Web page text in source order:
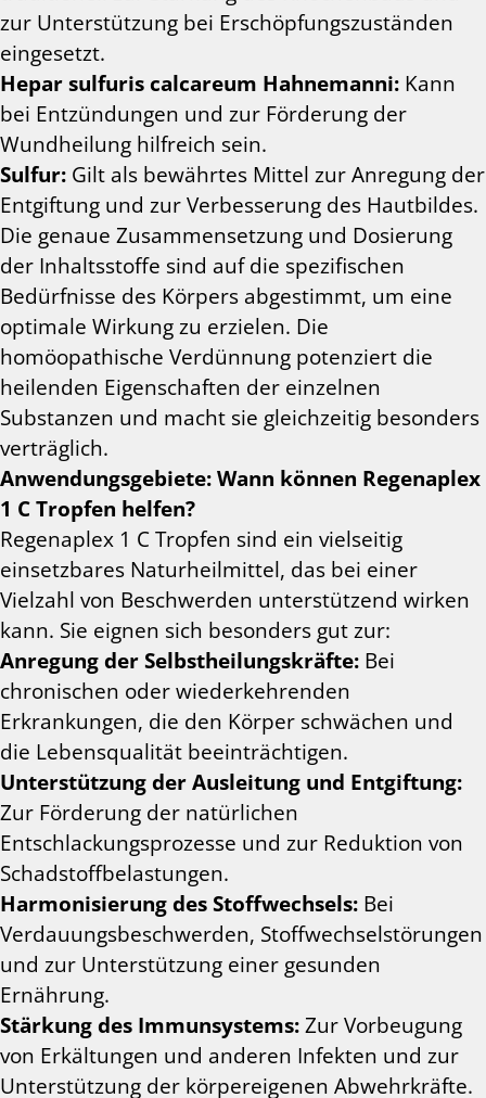
zur Unterstützung bei Erschöpfungszuständen
eingesetzt.
Hepar sulfuris calcareum Hahnemanni: Kann
bei Entzündungen und zur Förderung der
Wundheilung hilfreich sein.
Sulfur: Gilt als bewährtes Mittel zur Anregung der
Entgiftung und zur Verbesserung des Hautbildes.
Die genaue Zusammensetzung und Dosierung
der Inhaltsstoffe sind auf die spezifischen
Bedürfnisse des Körpers abgestimmt, um eine
optimale Wirkung zu erzielen. Die
homöopathische Verdünnung potenziert die
heilenden Eigenschaften der einzelnen
Substanzen und macht sie gleichzeitig besonders
verträglich.
Anwendungsgebiete: Wann können Regenaplex
1 C Tropfen helfen?
Regenaplex 1 C Tropfen sind ein vielseitig
einsetzbares Naturheilmittel, das bei einer
Vielzahl von Beschwerden unterstützend wirken
kann. Sie eignen sich besonders gut zur:
Anregung der Selbstheilungskräfte: Bei
chronischen oder wiederkehrenden
Erkrankungen, die den Körper schwächen und
die Lebensqualität beeinträchtigen.
Unterstützung der Ausleitung und Entgiftung:
Zur Förderung der natürlichen
Entschlackungsprozesse und zur Reduktion von
Schadstoffbelastungen.
Harmonisierung des Stoffwechsels: Bei
Verdauungsbeschwerden, Stoffwechselstörungen
und zur Unterstützung einer gesunden
Ernährung.
Stärkung des Immunsystems:Zur Vorbeugung
von Erkältungen und anderen Infekten und zur
Unterstützung der körpereigenen Abwehrkräfte.